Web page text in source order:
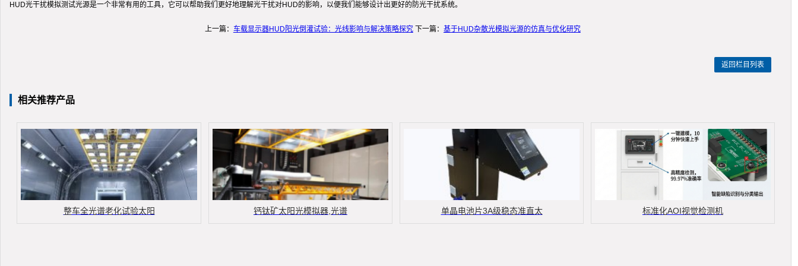
HUD光干扰模拟测试光源是一个非常有用的工具，它可以帮助我们更好地理解光干扰对HUD的影响，以便我们能够设计出更好的防光干扰系统。
上一篇： 车载显示器HUD阳光倒灌试验：光线影响与解决策略探究下一篇： 基于HUD杂散光模拟光源的仿真与优化研究
返回栏目列表
相关推荐产品
整车全光谱老化试验太阳 钙钛矿太阳光模拟器,光谱 单晶电池片3A级稳态准直太 标准化AOI视觉检测机